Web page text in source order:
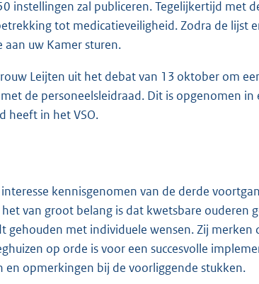
instellingen zal publiceren. Tegelijkertijd met
tot medicatieveiligheid. Zodra de lijst
aan uw Kamer sturen.
Leijten uit het debat van 13 oktober om
de personeelsleidraad. Dit is opgenomen
heeft in het VSO.
kennisgenomen van de derde
van groot belang is dat kwetsbare ouderen
gehouden met individuele wensen. Zij merken
op orde is voor een succesvolle
opmerkingen bij de voorliggende stukken.